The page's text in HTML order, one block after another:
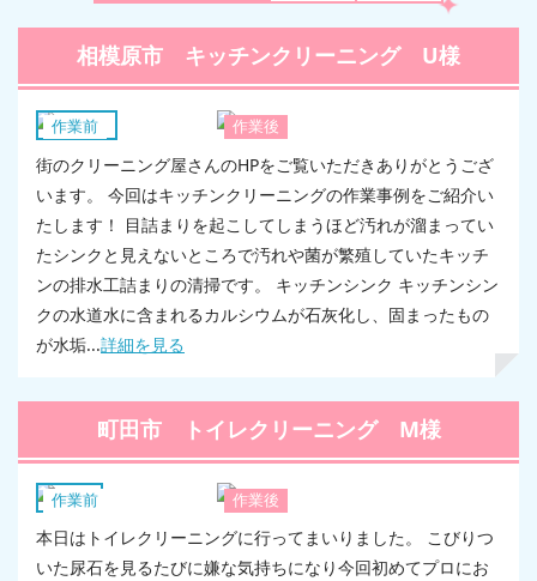
相模原市 キッチンクリーニング U様
作業前 作業後
キッチン
街のクリーニング屋さんのHPをご覧いただきありがとうござ
います。 今回はキッチンクリーニングの作業事例をご紹介い
たします！ 目詰まりを起こしてしまうほど汚れが溜まってい
たシンクと見えないところで汚れや菌が繁殖していたキッチ
ンの排水工詰まりの清掃です。 キッチンシンク キッチンシン
クの水道水に含まれるカルシウムが石灰化し、固まったもの
が水垢...詳細を見る
町田市 トイレクリーニング M様
作業前 作業後
トイレ
本日はトイレクリーニングに行ってまいりました。 こびりつ
いた尿石を見るたびに嫌な気持ちになり今回初めてプロにお